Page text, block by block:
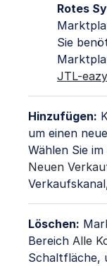
Rotes
Sie
JTL-
Hinzufügen:
um einen
Wählen Sie
Neuen
Löschen:
Bereich Alle
Schaltfläche,